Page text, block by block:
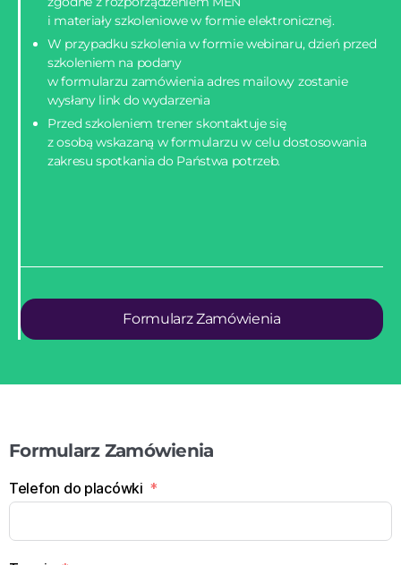
i materiały szkoleniowe w formie elektronicznej.
W przypadku szkolenia w formie webinaru, dzień przed
szkoleniem na podany
w formularzu zamówienia adres mailowy zostanie
wysłany link do wydarzenia
Przed szkoleniem trener skontaktuje się
z osobą wskazaną w formularzu w celu dostosowania
zakresu spotkania do Państwa potrzeb.
Formularz Zamówienia
Formularz Zamówienia
Telefon do placówki